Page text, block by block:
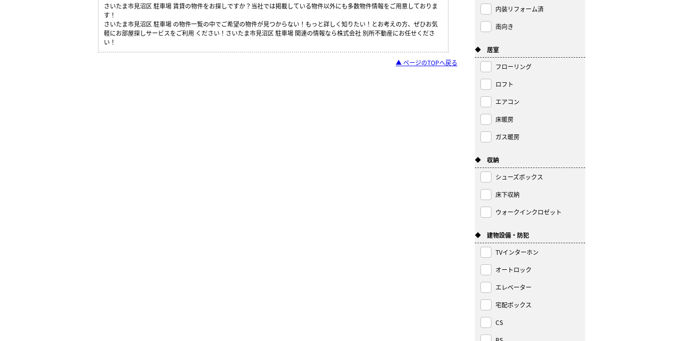
さいたま市見沼区 駐車場 賃貸の物件をお探しですか？当社では掲載している物件以外にも多数物件情報をご用意しておりま
す！
さいたま市見沼区 駐車場 の物件一覧の中でご希望の物件が見つからない！もっと詳しく知りたい！とお考えの方、ぜひお気
軽にお部屋探しサービスをご利用 ください！さいたま市見沼区 駐車場 関連の情報なら株式会社 別所不動産にお任せくださ
い！
▲ ページのTOPへ戻る
内装リフォーム済
南向き
◆ 居室
フローリング
ロフト
エアコン
床暖房
ガス暖房
◆ 収納
シューズボックス
床下収納
ウォークインクロゼット
◆ 建物設備・防犯
TVインターホン
オートロック
エレベーター
宅配ボックス
CS